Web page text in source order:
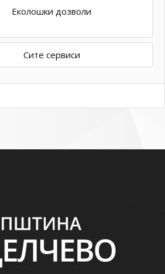
Еколошки дозволи
Сите сервиси